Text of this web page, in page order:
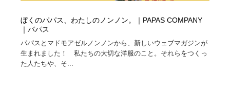
ぼくのパパス、わたしのノンノン。｜PAPAS COMPANY
｜パパス
パパスとマドモアゼルノンノンから、新しいウェブマガジンが
生まれました！ 私たちの大切な洋服のこと。それらをつくっ
た人たちや、そ...